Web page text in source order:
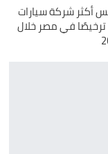
أكثر شركة سيارات
ترخيصًا في مصر خلال